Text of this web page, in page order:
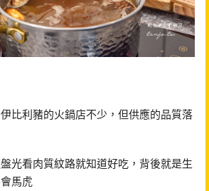
比利豬的火鍋店不少，但供應的品質落
光看肉質紋路就知道好吃，背後就是生
馬虎